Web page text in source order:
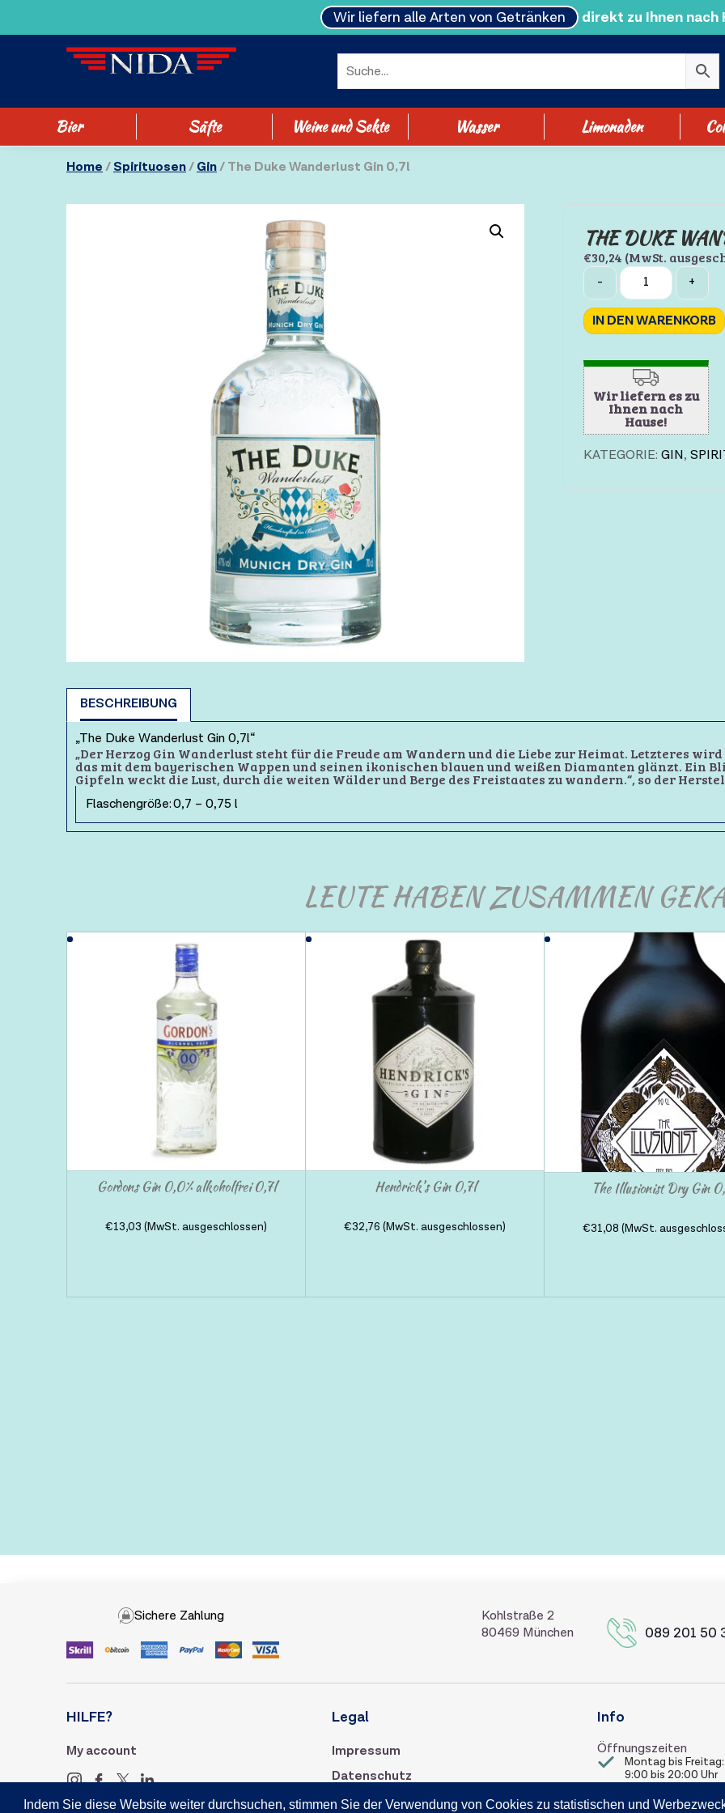
Wir liefern alle Arten von Getränken direkt zu Ihnen nach
Bier Säfte Weine und Sekte Wasser Limonaden
Home/Spirituosen/Gin/ The Duke Wanderlust Gin 0,7l
THE DUKE
€30,24 (MwSt.
Quantity
- +
IN DEN WARENKORB
Wir liefern es zu
Ihnen nach
Hause!
KATEGORIE: GIN,
BESCHREIBUNG
„The Duke Wanderlust Gin 0,7l“
„Der Herzog Gin Wanderlust steht für die Freude am Wandern und die Liebe zur Heimat. Letzteres
das mit dem bayerischen Wappen und seinen ikonischen blauen und weißen Diamanten glänzt. Ein
Gipfeln weckt die Lust, durch die weiten Wälder und Berge des Freistaates zu wandern.“, so der
Flaschengröße:0,7 – 0,75 l
LEUTE HABEN ZUSAMMEN
Gordons Gin 0,0% alkoholfrei 0,7l
€13,03 (MwSt. ausgeschlossen)
Hendrick’s Gin 0,7l
€32,76 (MwSt. ausgeschlossen)
The Illusionist Dry Gin
€31,08 (MwSt.
Sichere Zahlung
Kohlstraße 2
80469 München
089 201 50
HILFE?
My account
Legal
Impressum
Datenschutz
AGB
Info
Öffnungszeiten
Montag bis Freitag:
9:00 bis 20:00 Uhr
9:00 bis 18:00 Uhr
Indem Sie diese Website weiter durchsuchen, stimmen Sie der Verwendung von Cookies zu statistischen und